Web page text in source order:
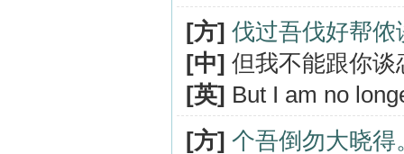
[方] 伐过吾伐好帮侬
[中] 但我不能跟你谈
[英] But I am no
[方] 个吾倒勿大晓得